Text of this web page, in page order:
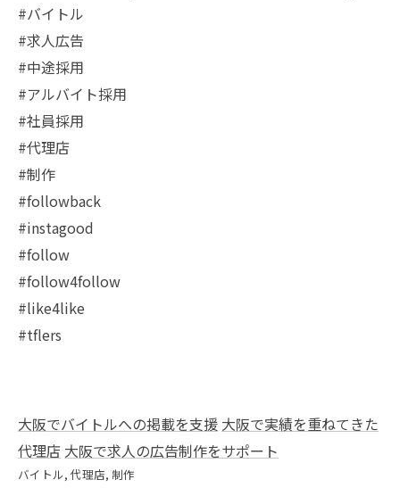
#バイトル
#求人広告
#中途採用
#アルバイト採用
#社員採用
#代理店
#制作
#followback
#instagood
#follow
#follow4follow
#like4like
#tflers
大阪でバイトルへの掲載を支援 大阪で実績を重ねてきた
代理店 大阪で求人の広告制作をサポート
バイトル 代理店 制作